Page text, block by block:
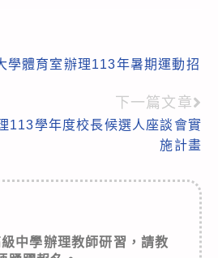
學體育室辦理113年暑期運動招
下一篇文章
113學年度校長候選人座談會實
施計畫
中學辦理教師研習，請教